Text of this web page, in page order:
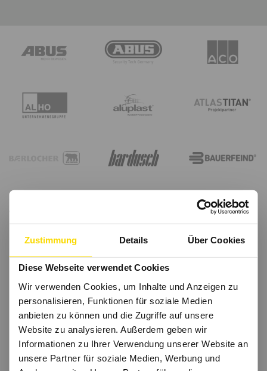
Zustimmung Details Über Cookies
Diese Webseite verwendet Cookies
Wir verwenden Cookies, um Inhalte und Anzeigen zu
personalisieren, Funktionen für soziale Medien
anbieten zu können und die Zugriffe auf unsere
Website zu analysieren. Außerdem geben wir
Informationen zu Ihrer Verwendung unserer Website an
unsere Partner für soziale Medien, Werbung und